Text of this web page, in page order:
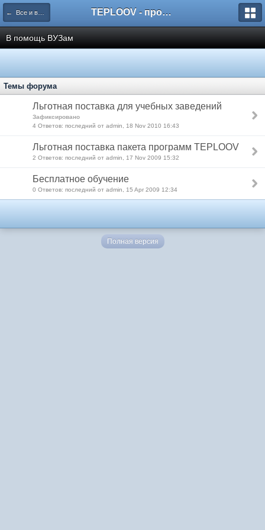
← Все и всё о пакете TEPLOOV TEPLOOV - программный комплекс для расчёта систем отопления и вентиляции
В помощь ВУЗам
Темы форума
Льготная поставка для учебных заведений
Зафиксировано
4 Ответов: последний от admin, 18 Nov 2010 16:43
Льготная поставка пакета программ TEPLOOV
2 Ответов: последний от admin, 17 Nov 2009 15:32
Бесплатное обучение
0 Ответов: последний от admin, 15 Apr 2009 12:34
Полная версия